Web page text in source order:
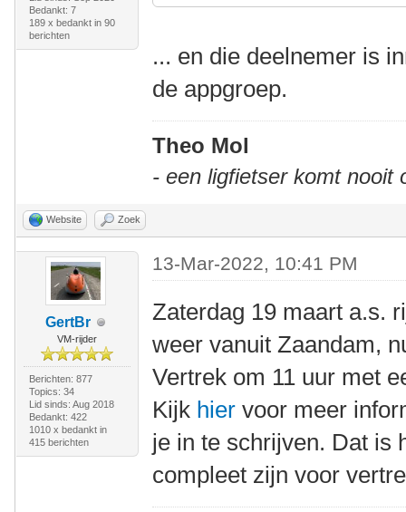
Bedankt: 7
189 x bedankt in 90
berichten
... en die deelnemer is
de appgroep.
Theo Mol
- een ligfietser komt nooit
Website Zoek
GertBr
VM-rijder
Berichten: 877
Topics: 34
Lid sinds: Aug 2018
Bedankt: 422
1010 x bedankt in
415 berichten
13-Mar-2022, 10:41 PM
Zaterdag 19 maart a.s.
weer vanuit Zaandam,
Vertrek om 11 uur met
Kijk hier voor meer
je in te schrijven. Dat is
compleet zijn voor